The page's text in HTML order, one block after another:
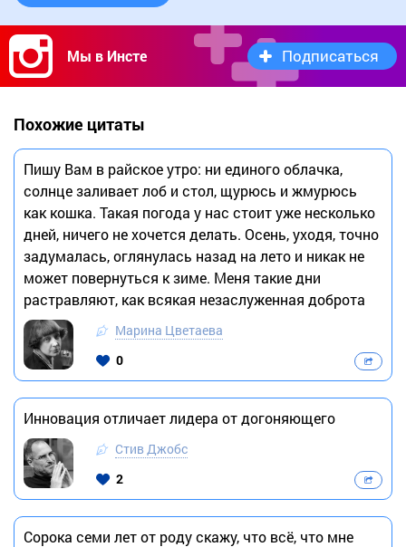
Мы в Инсте Подписаться
Похожие цитаты
Пишу Вам в райское утро: ни единого облачка,
солнце заливает лоб и стол, щурюсь и жмурюсь
как кошка. Такая погода у нас стоит уже несколько
дней, ничего не хочется делать. Осень, уходя, точно
задумалась, оглянулась назад на лето и никак не
может повернуться к зиме. Меня такие дни
растравляют, как всякая незаслуженная доброта
Марина Цветаева
0
Инновация отличает лидера от догоняющего
Стив Джобс
2
Сорока семи лет от роду скажу, что всё, что мне